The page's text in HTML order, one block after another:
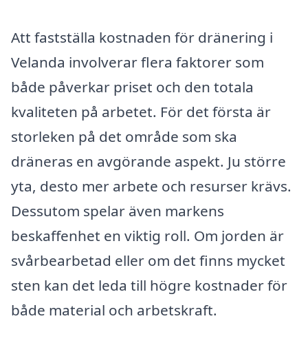
Att fastställa kostnaden för dränering i
Velanda involverar flera faktorer som
både påverkar priset och den totala
kvaliteten på arbetet. För det första är
storleken på det område som ska
dräneras en avgörande aspekt. Ju större
yta, desto mer arbete och resurser krävs.
Dessutom spelar även markens
beskaffenhet en viktig roll. Om jorden är
svårbearbetad eller om det finns mycket
sten kan det leda till högre kostnader för
både material och arbetskraft.